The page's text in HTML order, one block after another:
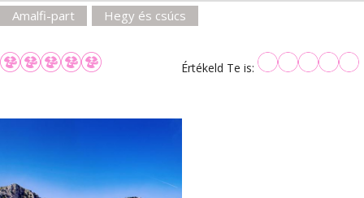
Amalfi-part Hegy és csúcs
Értékeld Te is: